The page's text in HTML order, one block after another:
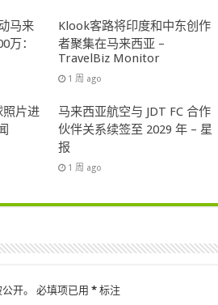
马来
万：
Klook客路将印度和中东创作
者聚集在马来西亚 –
TravelBiz Monitor
1 周 ago
照片进
马来西亚航空与 JDT FC 合作
伙伴关系续签至 2029 年 – 星
报
1 周 ago
开。 必填项已用 *标注